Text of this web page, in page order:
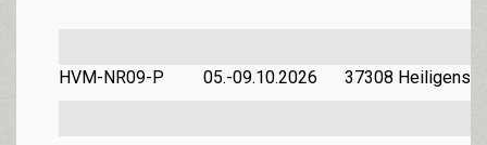
HVM-NR09-P 05.-09.10.2026 37308